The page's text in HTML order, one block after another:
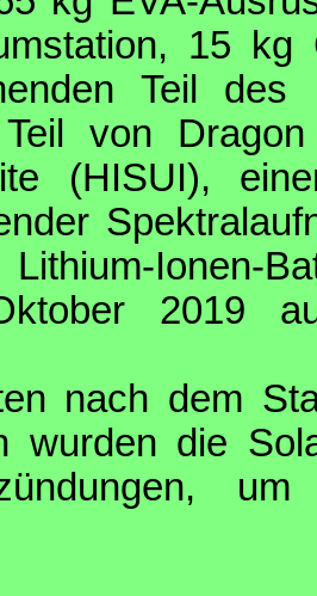
15 kg
Teil des
von Dragon
(HISUI),
Lithium-Ionen-
2019
nach dem
wurden die